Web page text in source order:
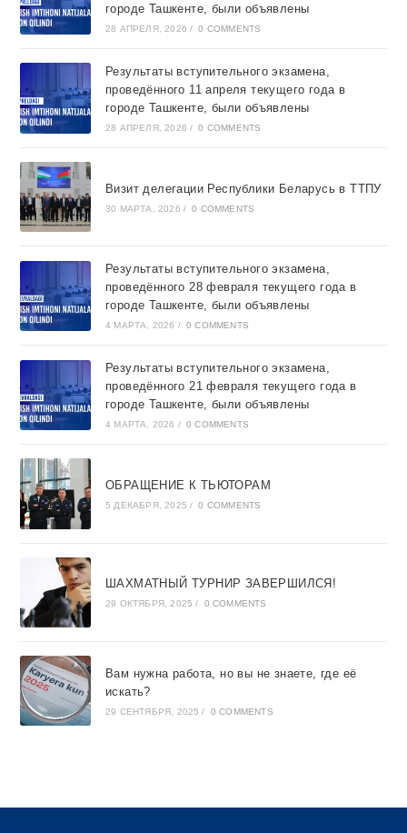
городе Ташкентe, были объявлены
28 АПРЕЛЯ, 2026 / 0 COMMENTS
Результаты вступительного экзамена,
проведённого 11 апреля текущего года в
городе Ташкентe, были объявлены
28 АПРЕЛЯ, 2026 / 0 COMMENTS
Визит делегации Республики Беларусь в ТТПУ
30 МАРТА, 2026 / 0 COMMENTS
Результаты вступительного экзамена,
проведённого 28 февраля текущего года в
городе Ташкентe, были объявлены
4 МАРТА, 2026 / 0 COMMENTS
Результаты вступительного экзамена,
проведённого 21 февраля текущего года в
городе Ташкентe, были объявлены
4 МАРТА, 2026 / 0 COMMENTS
ОБРАЩЕНИЕ К ТЬЮТОРАМ
5 ДЕКАБРЯ, 2025 / 0 COMMENTS
ШАХМАТНЫЙ ТУРНИР ЗАВЕРШИЛСЯ!
29 ОКТЯБРЯ, 2025 / 0 COMMENTS
Вам нужна работа, но вы не знаете, где её
искать?
29 СЕНТЯБРЯ, 2025 / 0 COMMENTS